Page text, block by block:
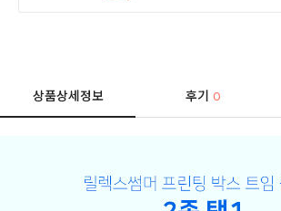
상품상세정보 후기0